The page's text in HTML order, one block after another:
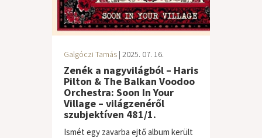
Galgóczi Tamás | 2025. 07. 16.
Zenék a nagyvilágból – Haris
Pilton & The Balkan Voodoo
Orchestra: Soon In Your
Village – világzenéről
szubjektíven 481/1.
Ismét egy zavarba ejtő album került